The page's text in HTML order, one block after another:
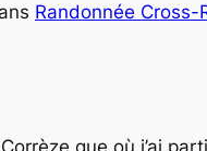
Randonnée Cross-
que où j’ai